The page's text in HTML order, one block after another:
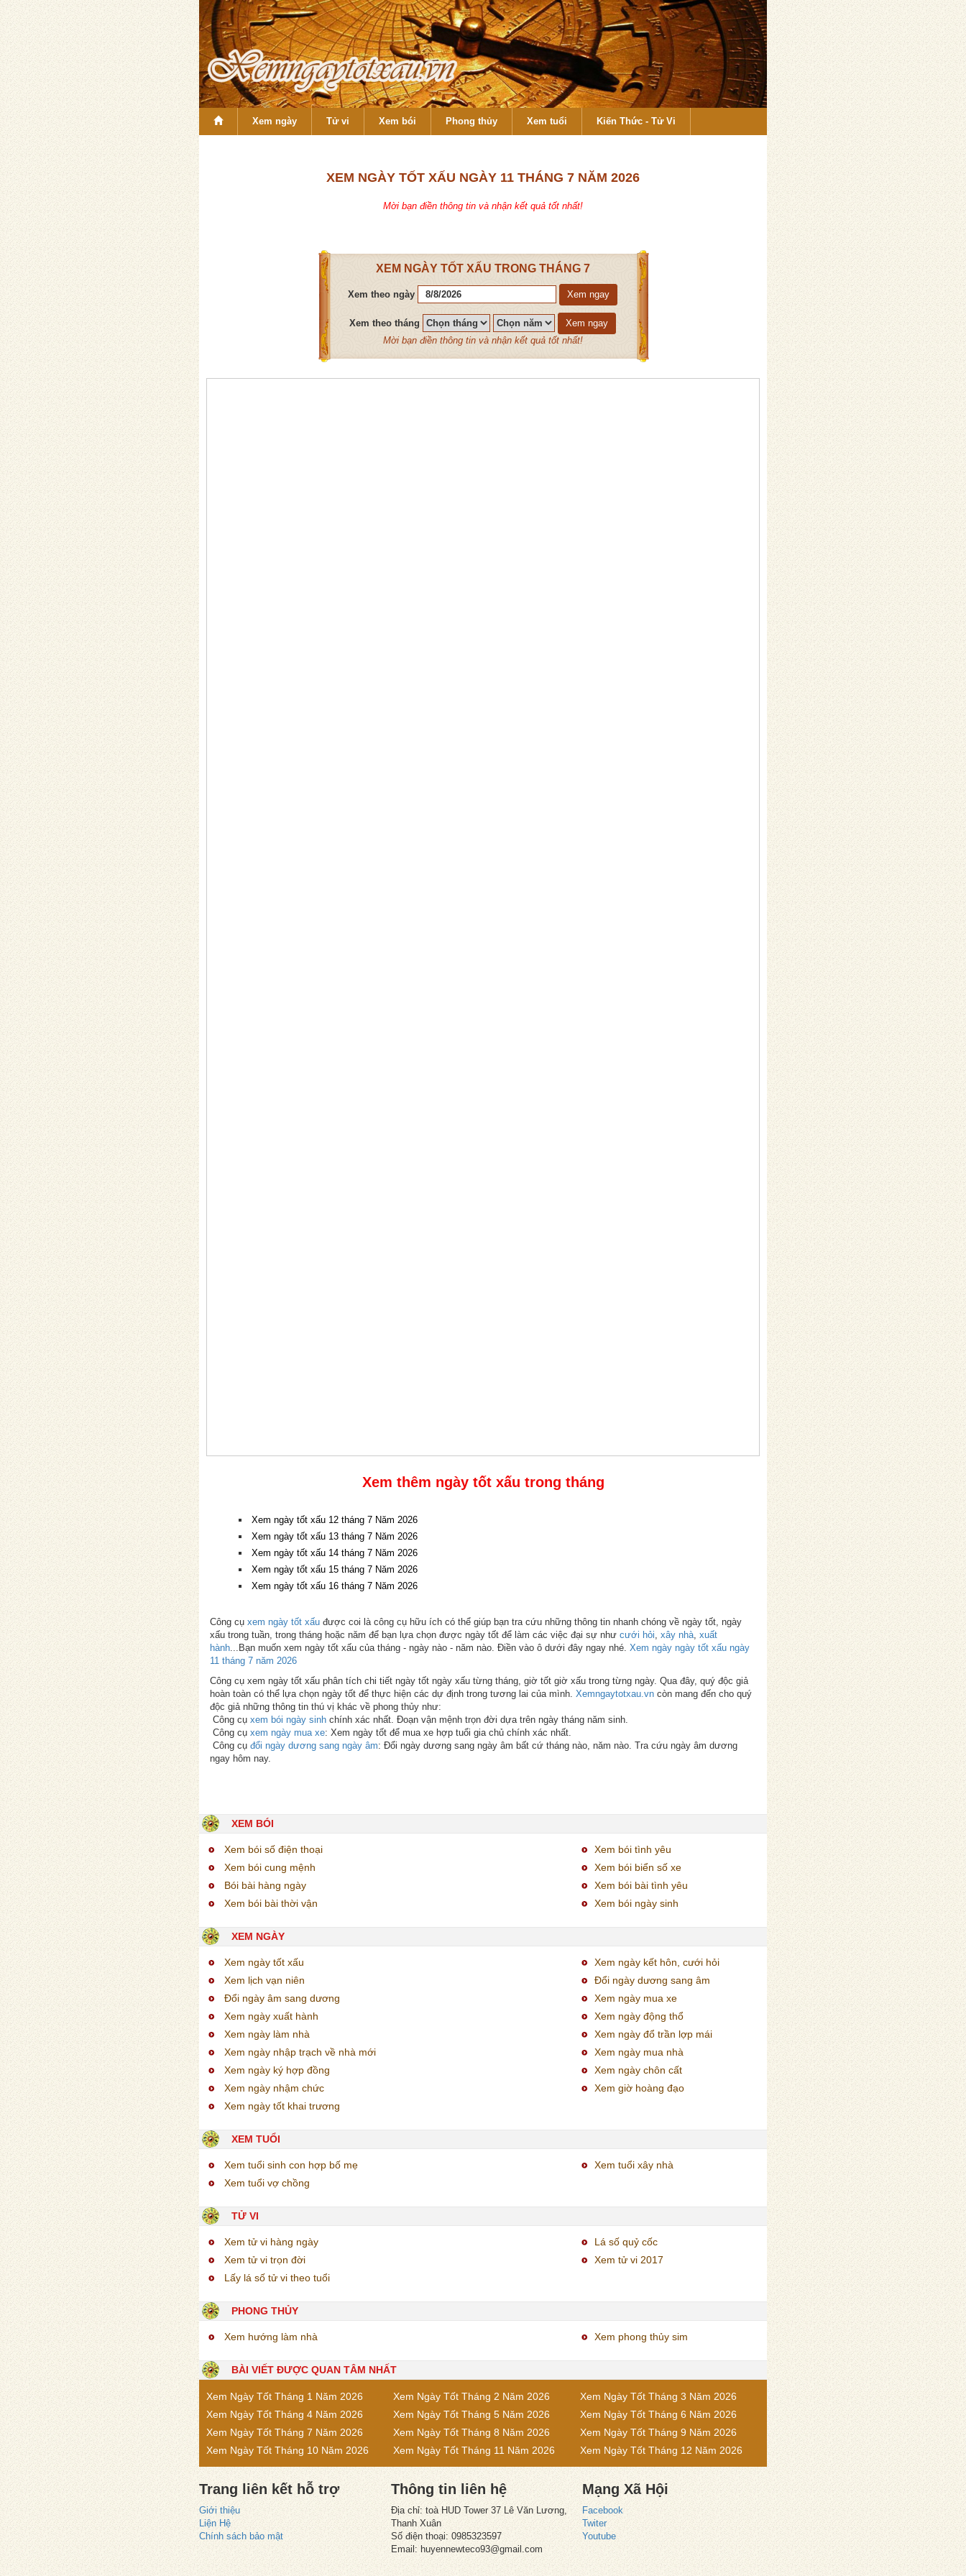
Xem ngày Tử vi Xem bói Phong thủy Xem tuổi Kiến Thức - Tử Vi
XEM NGÀY TỐT XẤU NGÀY 11 THÁNG 7 NĂM 2026
Mời bạn điền thông tin và nhận kết quả tốt nhất!
XEM NGÀY TỐT XẤU TRONG THÁNG 7
Xem theo ngày Xem ngay
Xem theo tháng
Xem ngay
Mời bạn điền thông tin và nhận kết quả tốt nhất!
Xem thêm ngày tốt xấu trong tháng
Xem ngày tốt xấu 12 tháng 7 Năm 2026
Xem ngày tốt xấu 13 tháng 7 Năm 2026
Xem ngày tốt xấu 14 tháng 7 Năm 2026
Xem ngày tốt xấu 15 tháng 7 Năm 2026
Xem ngày tốt xấu 16 tháng 7 Năm 2026
Công cụ xem ngày tốt xấu được coi là công cụ hữu ích có thể giúp bạn tra cứu những thông tin nhanh chóng về ngày tốt, ngày
xấu trong tuần, trong tháng hoặc năm để bạn lựa chọn được ngày tốt để làm các việc đại sự như cưới hỏi xây nhà xuất
hành ...Bạn muốn xem ngày tốt xấu của tháng - ngày nào - năm nào. Điền vào ô dưới đây ngay nhé. Xem ngày ngày tốt xấu ngày
11 tháng 7 năm 2026
Công cụ xem ngày tốt xấu phân tích chi tiết ngày tốt ngày xấu từng tháng, giờ tốt giờ xấu trong từng ngày. Qua đây, quý độc giả
hoàn toàn có thể lựa chọn ngày tốt để thực hiện các dự định trong tương lai của mình. Xemngaytotxau.vn còn mang đến cho quý
độc giả những thông tin thú vị khác về phong thủy như:
Công cụ xem bói ngày sinh chính xác nhất. Đoạn vận mệnh trọn đời dựa trên ngày tháng năm sinh.
Công cụ xem ngày mua xe: Xem ngày tốt để mua xe hợp tuổi gia chủ chính xác nhất.
Công cụ đổi ngày dương sang ngày âm: Đổi ngày dương sang ngày âm bất cứ tháng nào, năm nào. Tra cứu ngày âm dương
ngay hôm nay.
XEM BÓI
Xem bói số điện thoại
Xem bói tình yêu
Xem bói cung mệnh
Xem bói biển số xe
Bói bài hàng ngày
Xem bói bài tình yêu
Xem bói bài thời vận
Xem bói ngày sinh
XEM NGÀY
Xem ngày tốt xấu
Xem ngày kết hôn, cưới hỏi
Xem lịch vạn niên
Đổi ngày dương sang âm
Đổi ngày âm sang dương
Xem ngày mua xe
Xem ngày xuất hành
Xem ngày động thổ
Xem ngày làm nhà
Xem ngày đổ trần lợp mái
Xem ngày nhập trạch về nhà mới
Xem ngày mua nhà
Xem ngày ký hợp đồng
Xem ngày chôn cất
Xem ngày nhậm chức
Xem giờ hoàng đạo
Xem ngày tốt khai trương
XEM TUỔI
Xem tuổi sinh con hợp bố mẹ
Xem tuổi xây nhà
Xem tuổi vợ chồng
TỬ VI
Xem tử vi hàng ngày
Lá số quỷ cốc
Xem tử vi trọn đời
Xem tử vi 2017
Lấy lá số tử vi theo tuổi
PHONG THỦY
Xem hướng làm nhà Xem phong thủy sim
BÀI VIẾT ĐƯỢC QUAN TÂM NHẤT
Xem Ngày Tốt Tháng 1 Năm 2026 Xem Ngày Tốt Tháng 2 Năm 2026
Xem Ngày Tốt Tháng 3 Năm 2026
Xem Ngày Tốt Tháng 4 Năm 2026
Xem Ngày Tốt Tháng 5 Năm 2026
Xem Ngày Tốt Tháng 6 Năm 2026
Xem Ngày Tốt Tháng 7 Năm 2026
Xem Ngày Tốt Tháng 8 Năm 2026
Xem Ngày Tốt Tháng 9 Năm 2026
Xem Ngày Tốt Tháng 10 Năm 2026
Xem Ngày Tốt Tháng 11 Năm 2026 Xem Ngày Tốt Tháng 12 Năm 2026
Trang liên kết hỗ trợ
Giới thiệu
Liện Hệ
Chính sách bảo mật
Thông tin liên hệ
Địa chỉ: toà HUD Tower 37 Lê Văn Lương,
Thanh Xuân
Số điện thoại: 0985323597
Email: huyennewteco93@gmail.com
Mạng Xã Hội
Facebook
Twiter
Youtube